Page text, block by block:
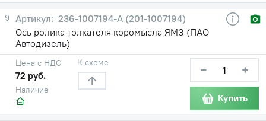
9
236-1007194-А (201-1007194)
Ось ролика толкателя коромысла ЯМЗ (ПАО
Автодизель)
Наличие
Цена с НДС
72 руб.
К схеме − +
Купить